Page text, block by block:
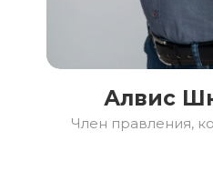
Алвис
Член правления,